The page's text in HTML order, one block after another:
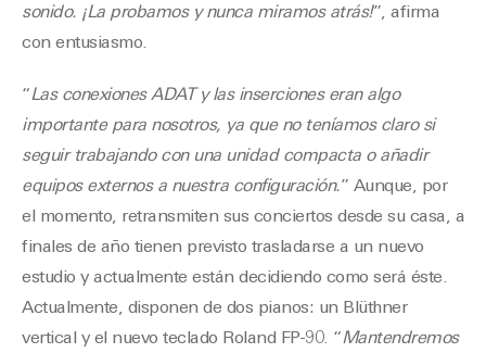
sonido. ¡La probamos y nunca miramos atrás!”, afirma
con entusiasmo.
“Las conexiones ADAT y las inserciones eran algo
importante para nosotros, ya que no teníamos claro si
seguir trabajando con una unidad compacta o añadir
equipos externos a nuestra configuración.” Aunque, por
el momento, retransmiten sus conciertos desde su casa, a
finales de año tienen previsto trasladarse a un nuevo
estudio y actualmente están decidiendo como será éste.
Actualmente, disponen de dos pianos: un Blüthner
vertical y el nuevo teclado Roland FP-90. “Mantendremos